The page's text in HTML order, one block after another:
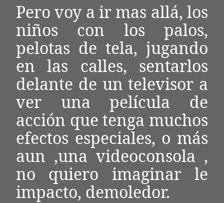
Pero voy a ir mas allá, los
niños con los palos,
pelotas de tela, jugando
en las calles, sentarlos
delante de un televisor a
ver una película de
acción que tenga muchos
efectos especiales, o más
aun ,una videoconsola ,
no quiero imaginar le
impacto, demoledor.